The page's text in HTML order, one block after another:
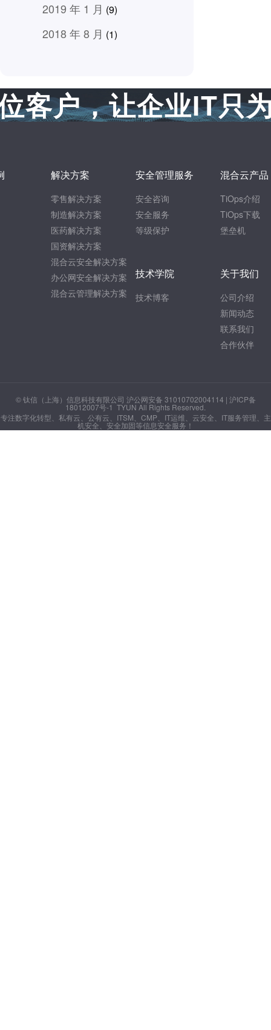
2019 年 1 月 (9)
2018 年 8 月 (1)
客户，让企业IT只
解决方案
零售解决方案
制造解决方案
医药解决方案
国资解决方案
混合云安全解决方案
办公网安全解决方案
混合云管理解决方案
安全管理服务
安全咨询
安全服务
等级保护
技术学院
技术博客
混合云产品
TiOps介绍
TiOps下载
堡垒机
关于我们
公司介绍
新闻动态
联系我们
合作伙伴
© 钛信（上海）信息科技有限公司 沪公网安备 31010702004114 | 沪ICP备
18012007号-1 TYUN All Rights Reserved.
专注数字化转型、私有云、公有云、ITSM、CMP、IT运维、云安全、IT服务管理、主
机安全、安全加固等信息安全服务！